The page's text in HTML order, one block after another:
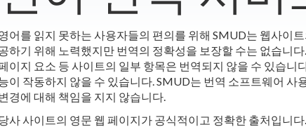
어를 읽지 못하는 사용자들의 편의를 위해 SMUD는 웹사이
하기 위해 노력했지만 번역의 정확성을 보장할 수는 없습니
이지 요소 등 사이트의 일부 항목은 번역되지 않을 수 있습니
이 작동하지 않을 수 있습니다. SMUD는 번역 소프트웨어 사
변경에 대해 책임을 지지 않습니다.
사 사이트의 영문 웹 페이지가 공식적이고 정확한 출처입니